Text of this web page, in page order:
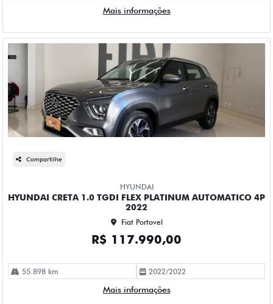
Mais informações
Compartilhe
HYUNDAI
HYUNDAI CRETA 1.0 TGDI FLEX PLATINUM AUTOMATICO 4P
2022
Fiat Portovel
R$ 117.990,00
55.898 km 2022/2022
Mais informações